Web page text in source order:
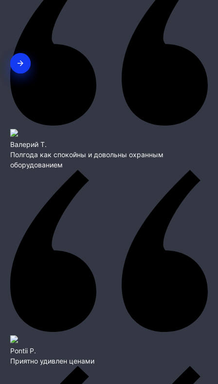
Валерий Т.
Полгода как спокойны и довольны охранным
оборудованием
Pontii P.
Приятно удивлен ценами